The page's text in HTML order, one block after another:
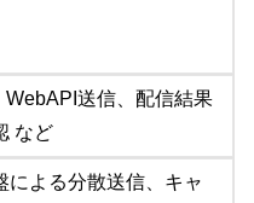
WebAPI送信、配信結果
など
による分散送信、キャ